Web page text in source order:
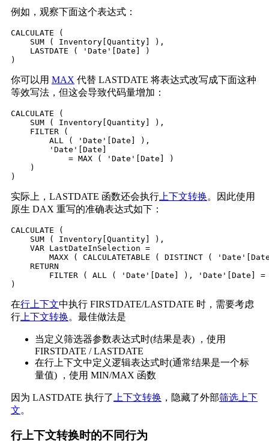
例如，观察下面这个表达式：
CALCULATE (
    SUM ( Inventory[Quantity] ),
    LASTDATE ( 'Date'[Date] )
)
你可以用 MAX 代替 LASTDATE 将表达式改写成下面这种
等效写法，但这会导致代码量增加：
CALCULATE (
    SUM ( Inventory[Quantity] ),
    FILTER (
        ALL ( 'Date'[Date] ),
        'Date'[Date]
            = MAX ( 'Date'[Date] )
    )
)
实际上，LASTDATE 函数还会执行 上下文转换。因此使用
原生 DAX 重写的准确表达式如下：
CALCULATE (
SUM ( Inventory[Quantity] ),
VAR LastDateInSelection =
MAXX ( CALCULATETABLE ( DISTINCT (
RETURN
FILTER ( ALL ( 'Date'[Date] ), 'Date'[Date] =
)
在行上下文中执行 FIRSTDATE/LASTDATE 时，需要考虑
行 上下文转换。最佳做法是
当定义筛选器参数表达式时(结果是表) ，使用
FIRSTDATE / LASTDATE
在行上下文中定义逻辑表达式时(通常结果是一个标
量值) ，使用 MIN/MAX 函数
因为 LASTDATE 执行了 上下文转换 ，隐藏了外部筛选上下
文。
行上下文转换时的不同行为